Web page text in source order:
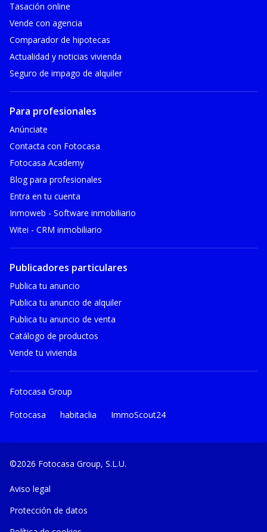
Tasación online
Vende con agencia
Comparador de hipotecas
Actualidad y noticias vivienda
Seguro de impago de alquiler
Para profesionales
Anúnciate
Contacta con Fotocasa
Fotocasa Academy
Blog para profesionales
Entra en tu cuenta
Inmoweb - Software inmobiliario
Witei - CRM inmobiliario
Publicadores particulares
Publica tu anuncio
Publica tu anuncio de alquiler
Publica tu anuncio de venta
Catálogo de productos
Vende tu vivienda
Fotocasa Group
Fotocasa habitaclia ImmoScout24
©2026 Fotocasa Group, S.L.U.
Aviso legal
Protección de datos